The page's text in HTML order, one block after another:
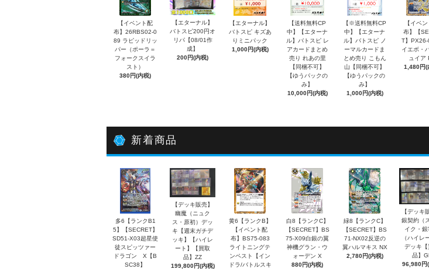
【イベント配
布】26RBS02-0
89 ラピッドリッ
パー（ポーラ＝
フォークスイラ
スト）
380円(内税)
【エターナル】
バトスピ200円オ
リパ【08/01作
成】
200円(内税)
【エターナル】
バトスピ キズあ
りミニパック
1,000円(内税)
【送料無料CP
中】【エターナ
ル】バトスピ レ
アカードまとめ
売り れあの里
【同梱不可】
【ゆうパックの
み】
10,000円(内税)
【※送料無料CP
中】【エターナ
ル】バトスピ ノ
ーマルカードま
とめ売り こもん
山【同梱不可】
【ゆうパックの
み】
1,000円(内税)
【イベ
布】【
T】
イエボ・
ュイア
1,480円(
新着商品
多6【ランクB1
5】【SECRET】
SD51-X03超星使
徒スピッツァー
ドラゴン X【B
SC38】
【デッキ販売】
幽魔（ニュク
ス・原初）デッ
キ【週末ガチデ
ッキ】【ハイレ
ート】【買取
品】ZZ
199,800円(内税)
黄6【ランクB】
【イベント配
布】BS75-083
ライトニングテ
ンペスト【イン
ドラ/バトルスキ
白8【ランクC】
【SECRET】BS
75-X09白銀の翼
神機グラン・ウ
ォーデン X
880円(内税)
緑8【ランクC】
【SECRET】BS
71-NX02反逆の
翼ハルマキス NX
2,780円(内税)
【デッキ
銀契約（
イク・銀
（ハイレ
デッキ【
品】GL
96,980円